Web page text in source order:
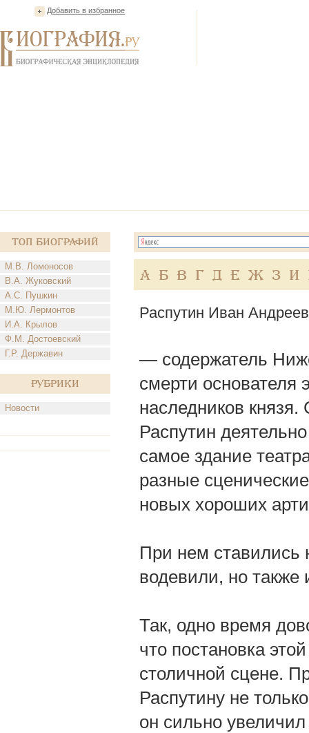
Добавить в избранное
Топ Биографий
М.В. Ломоносов
В.А. Жуковский
А.С. Пушкин
М.Ю. Лермонтов
И.А. Крылов
Ф.М. Достоевский
Г.Р. Державин
Рубрики
Новости
А Б В Г Д Е Ж З И
Распутин Иван
— содержатель
смерти основателя
наследников
Распутин
самое здание
разные
новых хороших
При нем ставились
водевили, но также
Так, одно время
что постановка
столичной сцене.
Распутину не
он сильно